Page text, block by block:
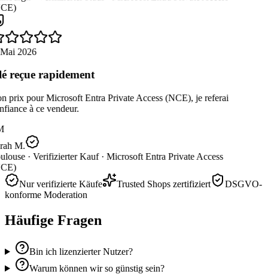
2026
reçue rapidement
prix pour Microsoft Entra Private Access (NCE), je referai
à ce vendeur.
M.
· Verifizierter Kauf · Microsoft Entra Private Access
Nur verifizierte Käufe
Trusted Shops zertifiziert
DSGVO-
konforme Moderation
Häufige Fragen
Bin ich lizenzierter Nutzer?
Warum können wir so günstig sein?